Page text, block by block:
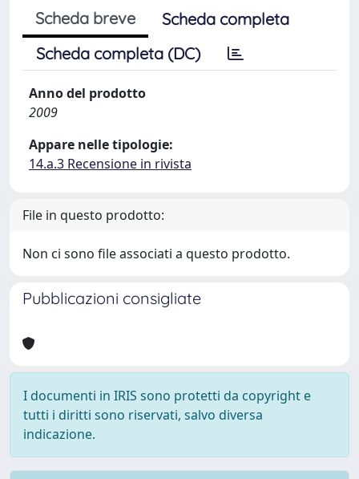
Scheda breve
Scheda completa
Scheda completa (DC)
Anno del prodotto
2009
Appare nelle tipologie:
14.a.3 Recensione in rivista
File in questo prodotto:
Non ci sono file associati a questo prodotto.
Pubblicazioni consigliate
I documenti in IRIS sono protetti da copyright e
tutti i diritti sono riservati, salvo diversa
indicazione.